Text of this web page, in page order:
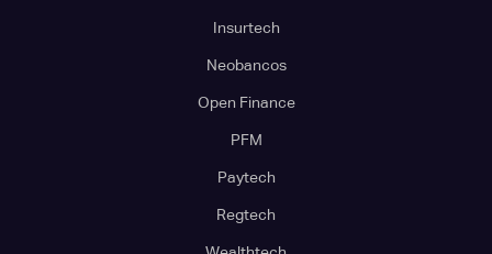
Insurtech
Neobancos
Open Finance
PFM
Paytech
Regtech